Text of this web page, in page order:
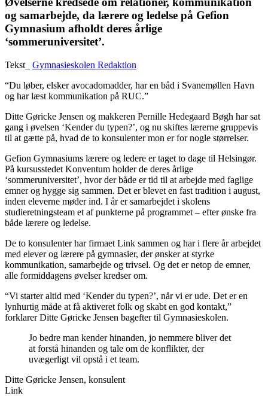
og samarbejde, da lærere og ledelse på Gefion
Gymnasium afholdt deres årlige
‘sommeruniversitet’.
Tekst_ Gymnasieskolen Redaktion
“Du løber, elsker avocado­madder, har en båd i Svanemøllen Havn
og har læst kommunikation på RUC.”
Ditte Gøricke Jensen og makkeren Pernille Hedegaard Bøgh har sat
gang i øvelsen ‘Kender du typen?’, og nu skiftes lærerne gruppevis
til at gætte på, hvad de to konsulenter mon er for nogle størrelser.
Gefion Gymnasiums lærere og ledere er taget to dage til Helsingør.
På kursusstedet Konventum holder de deres årlige
‘sommeruniversitet’, hvor der både er tid til at arbejde med faglige
emner og hygge sig sammen. Det er blevet en fast tradition i august,
inden eleverne møder ind. I år er samarbejdet i skolens
studieretningsteam et af punkterne på programmet – ­efter ønske fra
både lærere og ledelse.
De to konsulenter har firmaet Link sammen og har i flere år arbejdet
med elever og lærere på gymnasier, der ønsker at styrke
kommunikation, samarbejde og trivsel. Og det er netop de emner,
alle formiddagens øvelser kredser om.
“Vi starter altid med ‘Kender du typen?’, når vi er ude. Det er en
lynhurtig måde at få aktiveret folk og skabt en god kontakt,”
forklarer ­Ditte Gøricke Jensen bagefter til Gymnasieskolen.
Jo bedre man kender hinanden, jo nemmere bliver det
at forstå hinanden og tale om de konflikter, der
uvægerligt vil opstå i et team.
Ditte Gøricke Jensen, konsulent
Link